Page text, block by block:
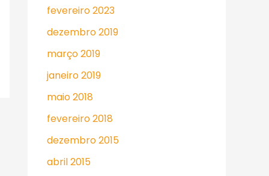
fevereiro 2023
dezembro 2019
março 2019
janeiro 2019
maio 2018
fevereiro 2018
dezembro 2015
abril 2015